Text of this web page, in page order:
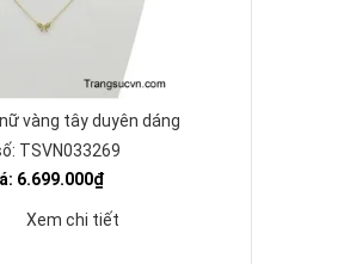
vàng tây duyên dáng
TSVN033269
6.699.000₫
Xem chi tiết